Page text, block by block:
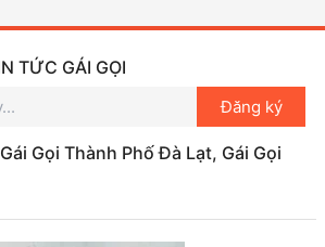
TỨC GÁI GỌI
Đăng ký
Gọi Thành Phố Đà Lạt, Gái Gọi